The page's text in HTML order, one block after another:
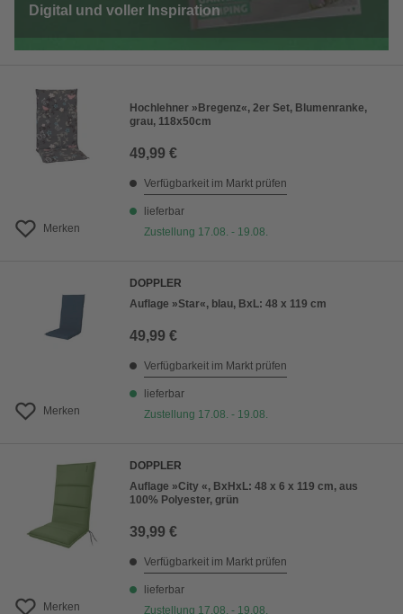
Digital und voller Inspiration
Merken
Hochlehner »Bregenz«, 2er Set, Blumenranke,
grau, 118x50cm
49,99 €
Verfügbarkeit im Markt prüfen
lieferbar
Zustellung 17.08. - 19.08.
Merken
DOPPLER
Auflage »Star«, blau, BxL: 48 x 119 cm
49,99 €
Verfügbarkeit im Markt prüfen
lieferbar
Zustellung 17.08. - 19.08.
Merken
DOPPLER
Auflage »City «, BxHxL: 48 x 6 x 119 cm, aus
100% Polyester, grün
39,99 €
Verfügbarkeit im Markt prüfen
lieferbar
Zustellung 17.08. - 19.08.